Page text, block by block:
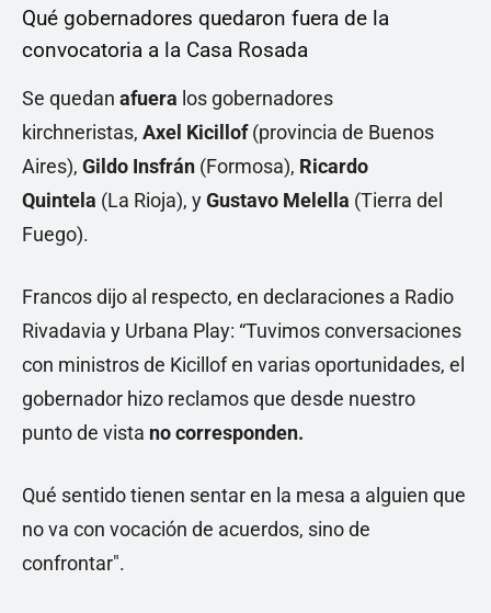
Qué gobernadores quedaron fuera de la
convocatoria a la Casa Rosada
Se quedan afuera los gobernadores
kirchneristas, Axel Kicillof(provincia de Buenos
Aires), Gildo Insfrán (Formosa), Ricardo
Quintela (La Rioja), yGustavo Melella (Tierra del
Fuego).
Francos dijo al respecto, en declaraciones a Radio
Rivadavia y Urbana Play: “Tuvimos conversaciones
con ministros de Kicillof en varias oportunidades, el
gobernador hizo reclamos que desde nuestro
punto de vista no corresponden.
Qué sentido tienen sentar en la mesa a alguien que
no va con vocación de acuerdos, sino de
confrontar".